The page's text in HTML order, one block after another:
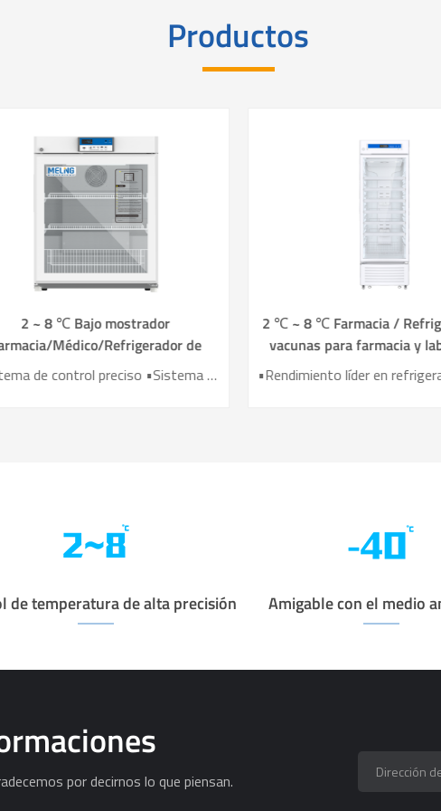
Productos
2 ~ 8 ℃ Bajo mostrador
Médico/Refrigerador de
vacunas YC-130L
•Sistema de control preciso •Sistema de refrigeración por aire • Registrador de datos USB incorporado •Alarmas sonoras y visuales perfectas • Diseño de Operación Ergonómica
2 ℃ ~ 8 ℃ Farmacia /
vacunas para farmacia y
YC-395L
de temperatura de alta precisión Amigable con el medio
por decirnos lo que piensan.